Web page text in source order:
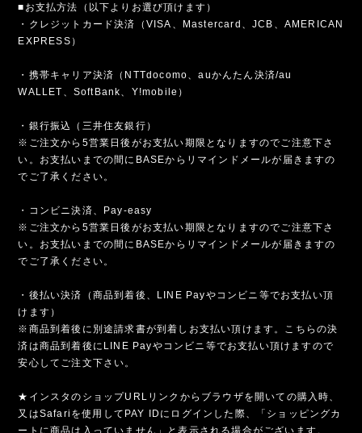
■お支払方法（以下よりお選び頂けます）
・クレジットカード決済（VISA、Mastercard、JCB、AMERICAN
EXPRESS）
・携帯キャリア決済（NTTdocomo、auかんたん決済/au
WALLET、SoftBank、Y!mobile）
・銀行振込（三井住友銀行）
※ご注文から5営業日後がお支払い期限となりますのでご注意下さ
い。お支払いまでの間にBASEからリマインドメールが届きますの
でご了承ください。
・コンビニ決済、Pay-easy
※ご注文から5営業日後がお支払い期限となりますのでご注意下さ
い。お支払いまでの間にBASEからリマインドメールが届きますの
でご了承ください。
・後払い決済（商品到着後、LINE Payやコンビニ等でお支払い頂
けます）
※商品到着後に別途請求書が到着しお支払い頂けます。こちらの決
済は商品到着後にLINE Payやコンビニ等でお支払い頂けますので
安心してご注文下さい。
★インスタのショップURLリンクからブラウザを開いての購入時、
又はSafariを使用してPAY IDにログインした際、「ショッピングカ
ートに商品は入っていません」と表示される場合がございます。